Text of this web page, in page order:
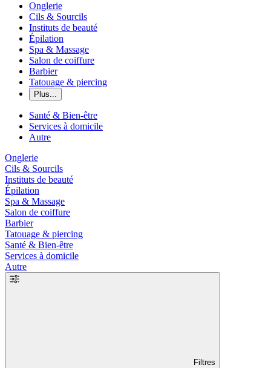
Onglerie
Cils & Sourcils
Instituts de beauté
Épilation
Spa & Massage
Salon de coiffure
Barbier
Tatouage & piercing
Plus...
Santé & Bien-être
Services à domicile
Autre
Onglerie
Cils & Sourcils
Instituts de beauté
Épilation
Spa & Massage
Salon de coiffure
Barbier
Tatouage & piercing
Santé & Bien-être
Services à domicile
Autre
Filtres